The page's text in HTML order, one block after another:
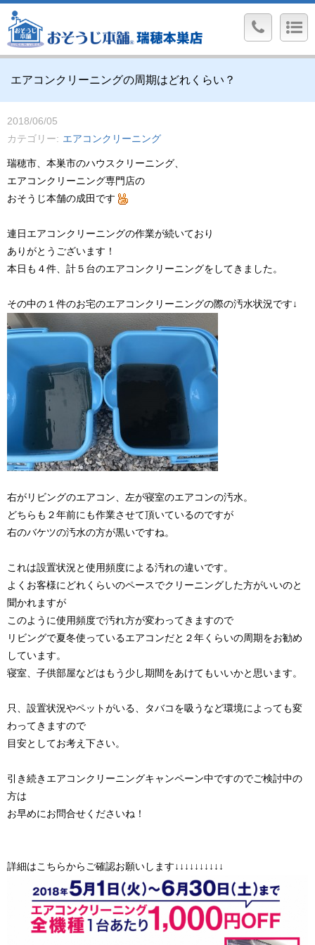
エアコンクリーニングの周期はどれくらい？
2018/06/05
カテゴリー
エアコンクリーニング
瑞穂市、本巣市のハウスクリーニング、
エアコンクリーニング専門店の
おそうじ本舗の成田です
連日エアコンクリーニングの作業が続いており
ありがとうございます！
本日も４件、計５台のエアコンクリーニングをしてきました。
その中の１件のお宅のエアコンクリーニングの際の汚水状況です↓
右がリビングのエアコン、左が寝室のエアコンの汚水。
どちらも２年前にも作業させて頂いているのですが
右のバケツの汚水の方が黒いですね。
これは設置状況と使用頻度による汚れの違いです。
よくお客様にどれくらいのペースでクリーニングした方がいいのと
聞かれますが
このように使用頻度で汚れ方が変わってきますので
リビングで夏冬使っているエアコンだと２年くらいの周期をお勧め
しています。
寝室、子供部屋などはもう少し期間をあけてもいいかと思います。
只、設置状況やペットがいる、タバコを吸うなど環境によっても変
わってきますので
目安としてお考え下さい。
引き続きエアコンクリーニングキャンペーン中ですのでご検討中の
方は
お早めにお問合せくださいね！
詳細はこちらからご確認お願いします↓↓↓↓↓↓↓↓↓↓